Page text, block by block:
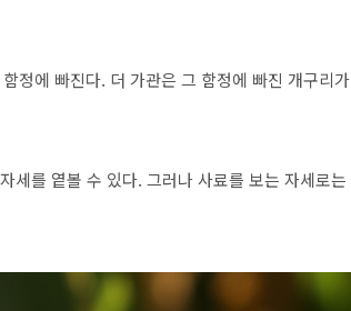
정에 빠진다. 더 가관은 그 함정에 빠진 개구리가
세를 옅볼 수 있다. 그러나 사료를 보는 자세로는